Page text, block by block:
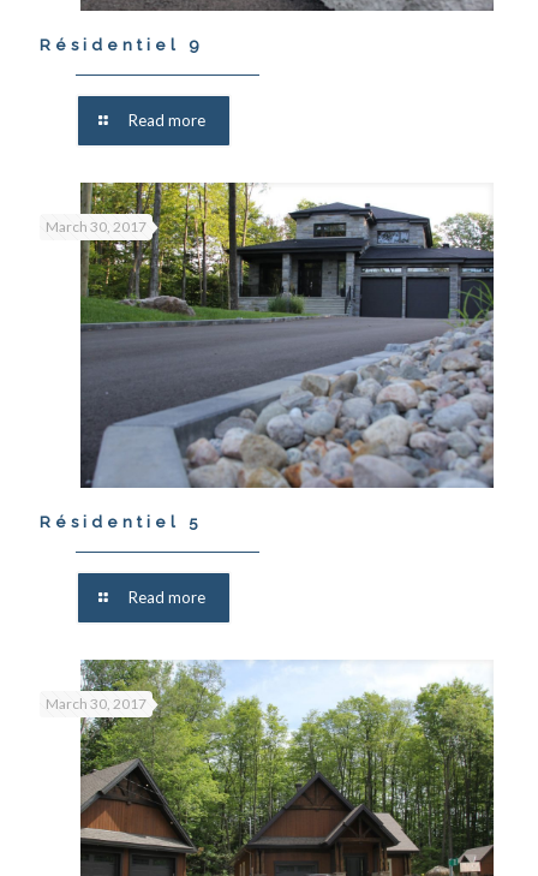
Résidentiel 9
Read more
March 30, 2017
Résidentiel 5
Read more
March 30, 2017